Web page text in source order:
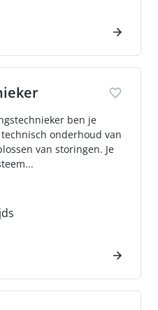
ben je
onderhoud van
van storingen. Je